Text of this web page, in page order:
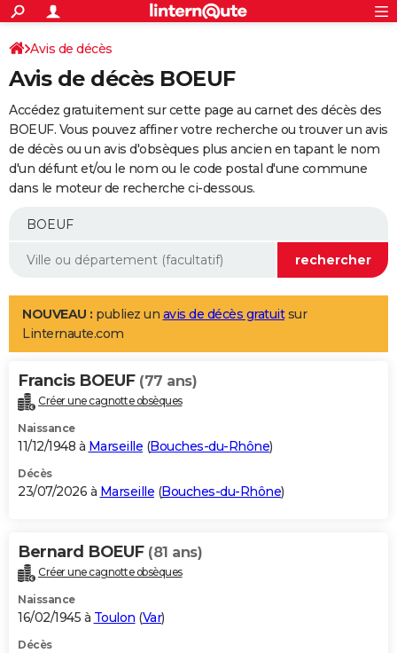
ACTUALITÉS
Politique
Société
Faits Divers
Education
Monde
Villes
+
SPORT
Coupe du monde 2026
Football
Tennis
Cyclisme
Rugby
Forum
Programme TV
TNT
Streaming
Cinéma
Sorties cinéma
Musique
+
FINANCE
Retraite
Impôts
Epargne
Immobilier
Risques naturels par ville
Banque
Assurance
Crédit
AUTO
Essais
Réserver un essai
Citadines
Berlines
SUV
Forum auto
+
Mobiles
Meilleur smartphone
Internet
Ordinateurs
Jeux vidéo
Guide high-tech
Aménagement intérieur
LIFESTYLE
Art de vivre
Bien-être
Loisirs
Mode
Modes de vie
Alimentation
Guide de la santé
Maladies
Médicaments
Sommeil
VOYAGE
Destinations
City break
Voyage nature
Voyage de noces
Forum
Climat
+PHOTO
GUIDES D'ACHAT
BONS PLANS
Carte de Noël
Carte Bonne année
Carte Saint-Valentin
Carte Pâques
Carte d'anniversaire
DICTIONNAIRE
Dictionnaire
Biographies
Citations
Expressions
Proverbes
PROGRAMME TV
Avis de décès
Avis de décès BOEUF
Accédez gratuitement sur cette page au carnet des décès des
BOEUF. Vous pouvez affiner votre recherche ou trouver un avis
de décès ou un avis d'obsèques plus ancien en tapant le nom
d'un défunt et/ou le nom ou le code postal d'une commune
dans le moteur de recherche ci-dessous.
NOUVEAU : publiez un avis de décès gratuitsur
Linternaute.com
Francis BOEUF (77 ans)
Créer une cagnotte obsèques
Naissance
11/12/1948 à Marseille (Bouches-du-Rhône)
Décès
23/07/2026 à Marseille (Bouches-du-Rhône)
Bernard BOEUF (81 ans)
Créer une cagnotte obsèques
Naissance
16/02/1945 à Toulon (Var)
Décès